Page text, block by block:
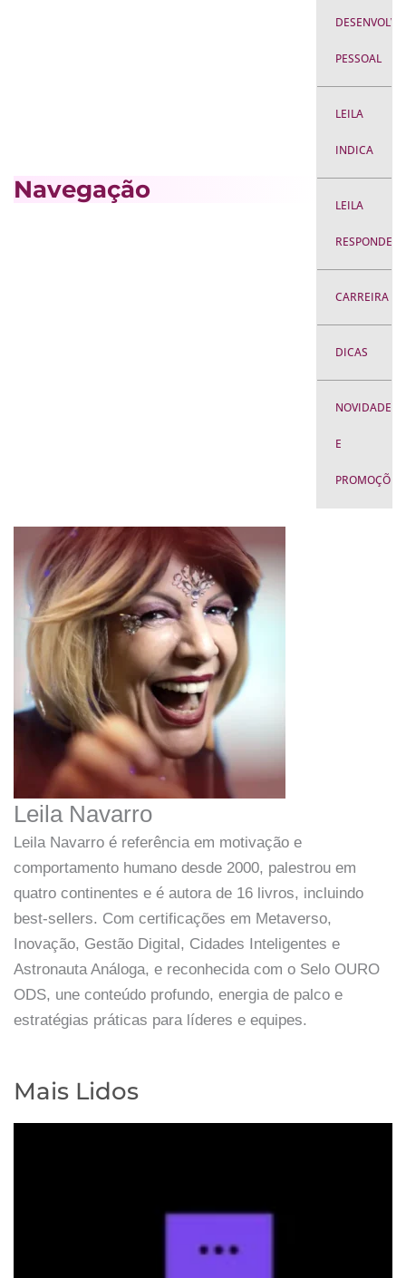
Navegação
PESSOAL
LEILA
INDICA
LEILA
RESPONDE
CARREIRA
DICAS
NOVIDADES
E
PROMOÇÕES
Leila Navarro
Leila Navarro é referência em motivação e
comportamento humano desde 2000, palestrou em
quatro continentes e é autora de 16 livros, incluindo
best-sellers. Com certificações em Metaverso,
Inovação, Gestão Digital, Cidades Inteligentes e
Astronauta Análoga, e reconhecida com o Selo OURO
ODS, une conteúdo profundo, energia de palco e
estratégias práticas para líderes e equipes.
Mais Lidos